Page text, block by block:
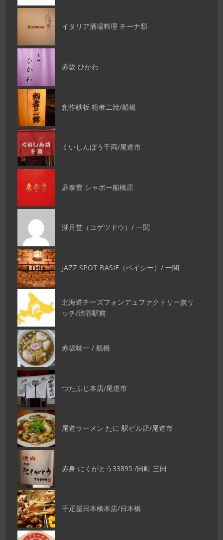
イタリア酒場料理 チーナ邸
赤坂 ひかわ
創作鉄板 粉者二焼/船橋
くいしんぼう千両/尾道市
鼎泰豊 シャポー船橋店
湖月堂（コゲツドウ）/ 一関
JAZZ SPOT BASIE（ベイシー）/ 一関
北海道チーズフォンデュファクトリー炭リ
ッチ/渋谷駅前
赤坂味一 / 船橋
つたふじ本店/尾道市
尾道ラーメン たに 駅ビル店/尾道市
赤身 にくがとう33895 /田町 三田
千疋屋日本橋本店/日本橋